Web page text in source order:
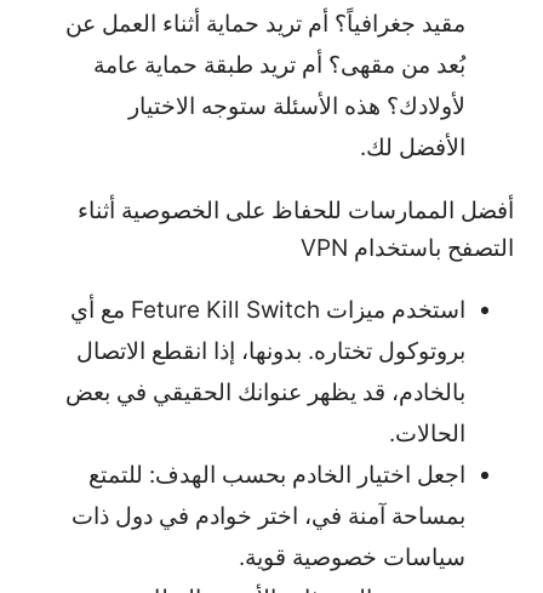
مقيد جغرافياً؟ أم تريد حماية أثناء العمل عن
بُعد من مقهى؟ أم تريد طبقة حماية عامة
لأولادك؟ هذه الأسئلة ستوجه الاختيار
الأفضل لك.
أفضل الممارسات للحفاظ على الخصوصية أثناء
التصفح باستخدام VPN
استخدم ميزات Feture Kill Switch مع أي
بروتوكول تختاره. بدونها، إذا انقطع الاتصال
بالخادم، قد يظهر عنوانك الحقيقي في بعض
الحالات.
اجعل اختيار الخادم بحسب الهدف: للتمتع
بمساحة آمنة في، اختر خوادم في دول ذات
سياسات خصوصية قوية.